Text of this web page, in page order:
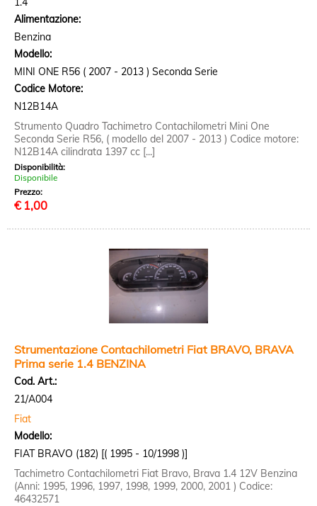
Alimentazione:
Benzina
Modello:
MINI ONE R56 ( 2007 - 2013 ) Seconda Serie
Codice Motore:
N12B14A
Strumento Quadro Tachimetro Contachilometri Mini One
Seconda Serie R56, ( modello del 2007 - 2013 ) Codice motore:
N12B14A cilindrata 1397 cc [...]
Disponibilità:
Disponibile
Prezzo:
€ 1,00
Strumentazione Contachilometri Fiat BRAVO, BRAVA
Prima serie 1.4 BENZINA
Cod. Art.:
21/A004
Fiat
Modello:
FIAT BRAVO (182) [( 1995 - 10/1998 )]
Tachimetro Contachilometri Fiat Bravo, Brava 1.4 12V Benzina
(Anni: 1995, 1996, 1997, 1998, 1999, 2000, 2001 ) Codice:
46432571